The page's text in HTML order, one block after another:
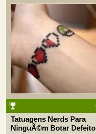
Tatuagens Nerds Para
NinguÃ©m Botar Defeito